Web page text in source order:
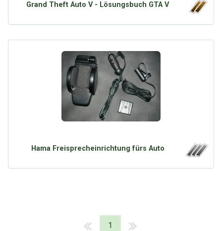
Grand Theft Auto V - Lösungsbuch GTA V
Hama Freisprecheinrichtung fürs Auto
1